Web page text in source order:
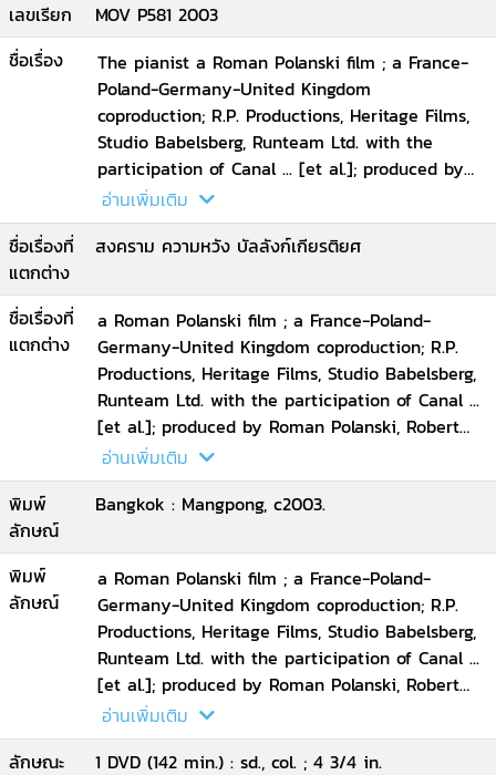
เลขเรียก
MOV P581 2003
ชื่อเรื่อง
The pianist a Roman Polanski film ; a France-
Poland-Germany-United Kingdom
coproduction; R.P. Productions, Heritage Films,
Studio Babelsberg, Runteam Ltd. with the
participation of Canal ... [et al.]; produced by
Roman Polanski, Robert Benmussa, Alain Sarde;
screenplay by Ronald Harwood
อ่านเพิ่มเติม
ชื่อเรื่องที่
แตกต่าง
สงคราม ความหวัง บัลลังก์เกียรติยศ
ชื่อเรื่องที่
แตกต่าง
a Roman Polanski film ; a France-Poland-
Germany-United Kingdom coproduction; R.P.
Productions, Heritage Films, Studio Babelsberg,
Runteam Ltd. with the participation of Canal ...
[et al.]; produced by Roman Polanski, Robert
Benmussa, Alain Sarde; screenplay by Ronald
Harwood
อ่านเพิ่มเติม
พิมพ์
ลักษณ์
Bangkok : Mangpong, c2003.
พิมพ์
ลักษณ์
a Roman Polanski film ; a France-Poland-
Germany-United Kingdom coproduction; R.P.
Productions, Heritage Films, Studio Babelsberg,
Runteam Ltd. with the participation of Canal ...
[et al.]; produced by Roman Polanski, Robert
Benmussa, Alain Sarde; screenplay by Ronald
Harwood
อ่านเพิ่มเติม
ลักษณะ
1 DVD (142 min.) : sd., col. ; 4 3/4 in.